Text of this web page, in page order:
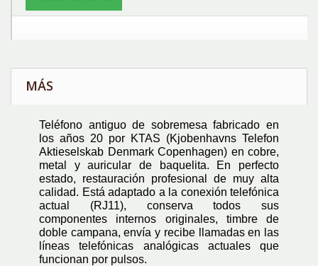
MÁS
Teléfono antiguo de sobremesa fabricado en
los años 20 por KTAS (Kjobenhavns Telefon
Aktieselskab Denmark Copenhagen) en cobre,
metal y auricular de baquelita. En perfecto
estado, restauración profesional de muy alta
calidad. Está adaptado a la conexión telefónica
actual (RJ11), conserva todos sus
componentes internos originales, timbre de
doble campana, envía y recibe llamadas en las
líneas telefónicas analógicas actuales que
funcionan por pulsos.